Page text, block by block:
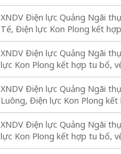
XNDV Điện lực Quảng Ngãi
Tế, Điện lực Kon Plong kết
XNDV Điện lực Quảng Ngãi
lực Kon Plong kết hợp tu bổ,
XNDV Điện lực Quảng Ngãi
Luông, Điện lực Kon Plong
XNDV Điện lực Quảng Ngãi
lực Kon Plong kết hợp tu bổ,